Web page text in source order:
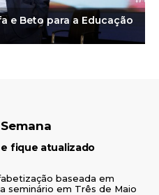
e Beto para a Educação
fique atualizado
baseada em
seminário em Três de Maio